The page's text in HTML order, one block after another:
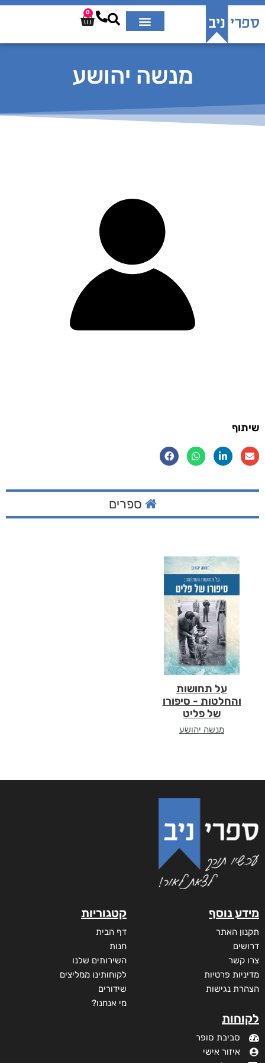
0
מנשה יהושע
שיתוף
ספרים
על תחושות
והחלטות - סיפורו
של פליט
מנשה יהושע
מידע נוסף
תקנון האתר
דרושים
צרו קשר
מדיניות פרטיות
הצהרת נגישות
לקוחות
סביבת סופר
איזור אישי
קטגוריות
דף הבית
חנות
השירותים שלנו
לקוחותינו ממליצים
שידורים
מי אנחנו?